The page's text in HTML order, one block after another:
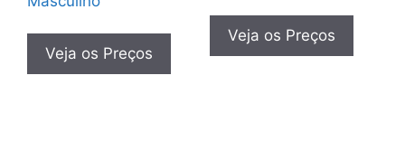
Veja os Preços
Veja os Preços